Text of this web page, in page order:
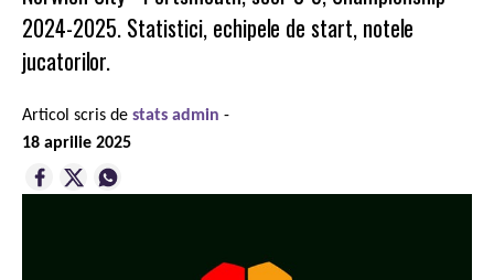
2024-2025. Statistici, echipele de start, notele
jucatorilor.
Articol scris de stats admin -
18 aprilie 2025